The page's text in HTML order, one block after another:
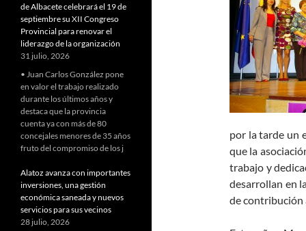
por la tarde un
que la
trabajo y
desarrollan en
de contribución
de Albacete celebrará el 19 de
septiembre su XII Congreso
Provincial para renovar el
liderazgo de la organización
31 julio, 2026
• Juan Carlos González pone
en valor el trabajo realizado
durante los últimos años y
destaca que la provincia
cuenta ya con más de 80
concejales menores de 35 años
fruto del compromiso de los j
Alatoz avanza con importantes
inversiones, una gestión
económica saneada y nuevos
servicios para sus vecinos
28 julio, 2026